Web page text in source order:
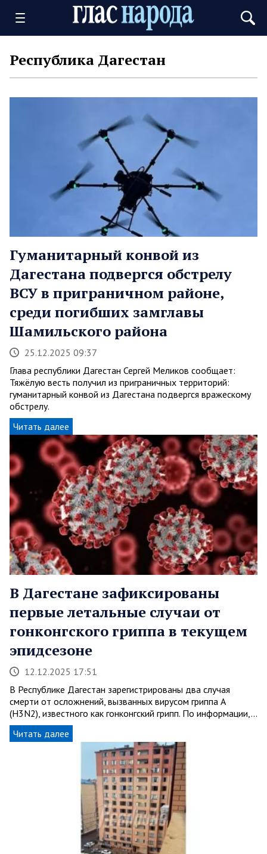
Республика Дагестан
Гуманитарный конвой из
Дагестана подвергся обстрелу
ВСУ в приграничном районе,
среди погибших замглавы
Шамильского района
25.12.2025 09:37
Глава республики Дагестан Сергей Меликов сообщает:
Тяжёлую весть получил из приграничных территорий:
гуманитарный конвой из Дагестана подвергся вражескому
обстрелу.
Читать далее
В Дагестане зафиксированы
первые летальные случаи от
гонконгского гриппа в текущем
эпидсезоне
12.12.2025 17:51
В Республике Дагестан зарегистрированы два случая
смерти от осложнений, вызванных вирусом гриппа A
(H3N2), известного как гонконгский грипп. По информации,…
Читать далее